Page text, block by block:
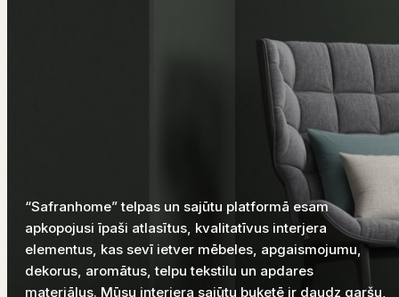
“Safranhome” telpas un sajūtu platformā esam
apkopojusi īpaši atlasītus, kvalitatīvus interjera
elementus, kas sevī ietver mēbeles, apgaismojumu,
dekorus, aromātus, telpu tekstilu un apdares
materiālus. Mūsu interjera sajūtu buķetē ir daudz garšu,